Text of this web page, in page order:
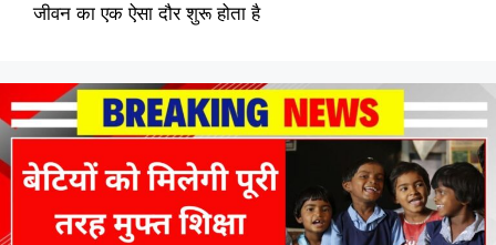
जीवन का एक ऐसा दौर शुरू होता है